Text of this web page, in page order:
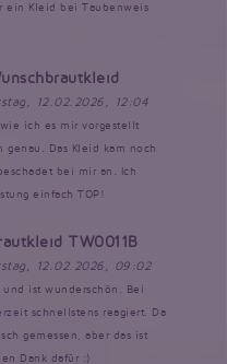
ein Kleid bei Taubenweis
12.02.2026, 12:04
ich es mir vorgestellt
genau. Das Kleid kam noch
bei mir an. Ich
einfach TOP!
TW0011B
12.02.2026, 09:02
und ist wunderschön. Bei
schnellstens reagiert. Da
gemessen, aber das ist
Dank dafür :)